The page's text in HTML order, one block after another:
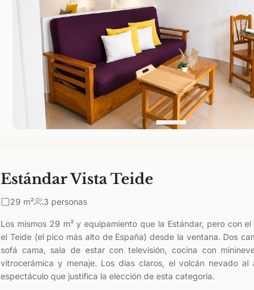
Estándar Vista Teide
29 m² 3 personas
Los mismos 29 m² y equipamiento que la Estándar, pero con
el Teide (el pico más alto de España) desde la ventana. Dos
sofá cama, sala de estar con televisión, cocina con
vitrocerámica y menaje. Los días claros, el volcán nevado al
espectáculo que justifica la elección de esta categoría.